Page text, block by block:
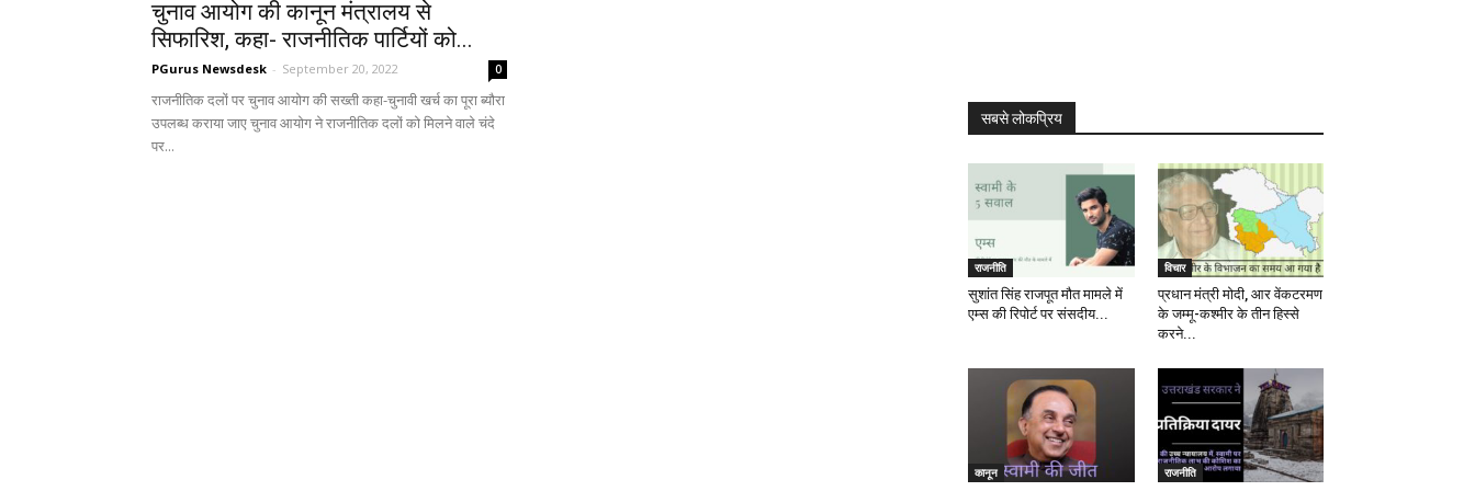
चुनाव आयोग की कानून मंत्रालय से
सिफारिश, कहा- राजनीतिक पार्टियों को...
PGurus Newsdesk - September 20, 2022 0
राजनीतिक दलों पर चुनाव आयोग की सख्ती कहा-चुनावी खर्च का पूरा ब्यौरा
उपलब्ध कराया जाए चुनाव आयोग ने राजनीतिक दलों को मिलने वाले चंदे
पर...
सबसे लोकप्रिय
राजनीति
सुशांत सिंह राजपूत मौत मामले में
एम्स की रिपोर्ट पर संसदीय...
विचार
प्रधान मंत्री मोदी, आर वेंकटरमण
के जम्मू-कश्मीर के तीन हिस्से
करने...
कानून राजनीति